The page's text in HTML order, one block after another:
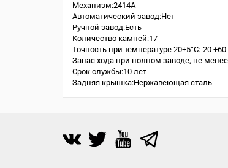
Механизм:2414A
Автоматический завод:Нет
Ручной завод:Есть
Количество камней:17
Точность при температуре 20±5°С:-20 +60
Запас хода при полном заводе, не
Срок службы:10 лет
Задняя крышка:Нержавеющая сталь